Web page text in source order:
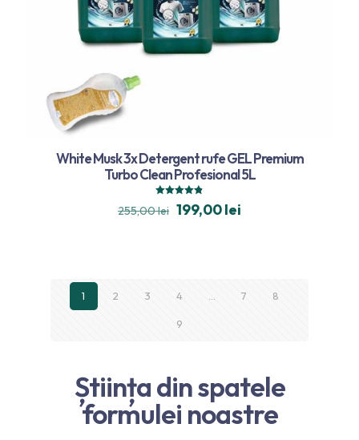
White Musk 3x Detergent rufe GEL Premium
Turbo Clean Profesional 5L
Evaluat la
4.80
255,00lei 199,00lei
1 2 3 4 7 8
9
Știința din spatele
formulei noastre